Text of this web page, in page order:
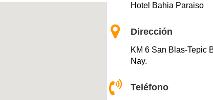
Hotel Bahia Paraiso
Dirección
KM 6 San Blas-Tepic
Nay.
Teléfono